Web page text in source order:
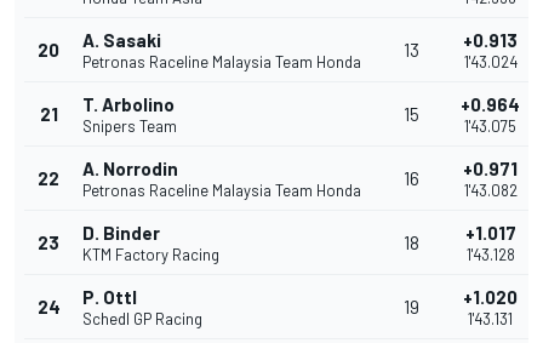
20 A. Sasaki
Petronas Raceline Malaysia Team Honda
13 +0.913
1'43.024
21 T. Arbolino
Snipers Team
15 +0.964
1'43.075
22 A. Norrodin
Petronas Raceline Malaysia Team Honda
16 +0.971
1'43.082
23 D. Binder
KTM Factory Racing
18 +1.017
1'43.128
24 P. Ottl
Schedl GP Racing
19 +1.020
1'43.131